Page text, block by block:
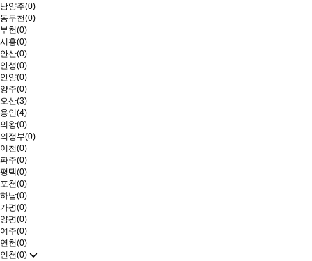
남양주(0)
동두천(0)
부천(0)
시흥(0)
안산(0)
안성(0)
안양(0)
양주(0)
오산(3)
용인(4)
의왕(0)
의정부(0)
이천(0)
파주(0)
평택(0)
포천(0)
하남(0)
가평(0)
양평(0)
여주(0)
연천(0)
인천(0)